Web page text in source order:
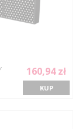
160,94 zł
KUP